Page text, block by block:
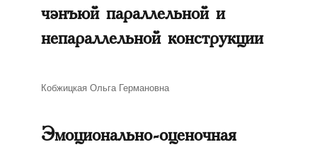
чэнъюй параллельной и
непараллельной конструкции
Автор
Кобжицкая Ольга Германовна
Эмоционально-оценочная